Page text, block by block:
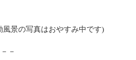
景の写真はおやすみ中です)
－